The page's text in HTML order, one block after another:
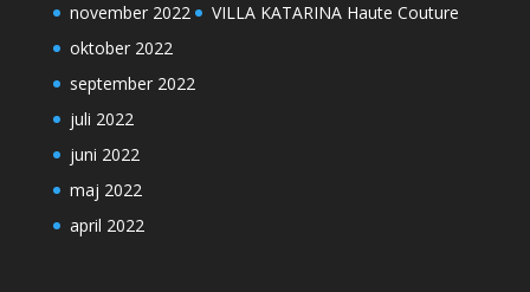
november 2022
oktober 2022
september 2022
juli 2022
juni 2022
maj 2022
april 2022
VILLA KATARINA Haute Couture